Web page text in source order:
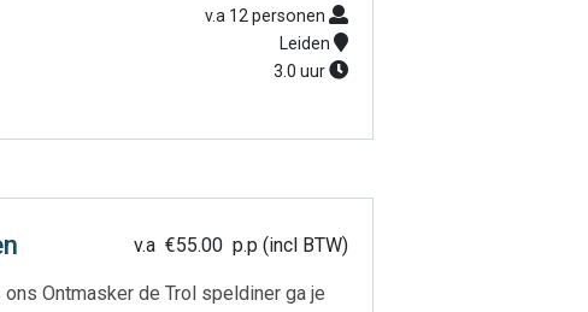
v.a 12 personen
Leiden
3.0 uur
v.a €55.00p.p (incl BTW)
Ontmasker de Trol speldiner ga je